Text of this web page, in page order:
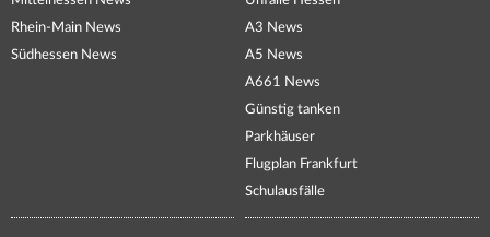
Rhein-Main News
Südhessen News
A3 News
A5 News
A661 News
Günstig tanken
Parkhäuser
Flugplan Frankfurt
Schulausfälle